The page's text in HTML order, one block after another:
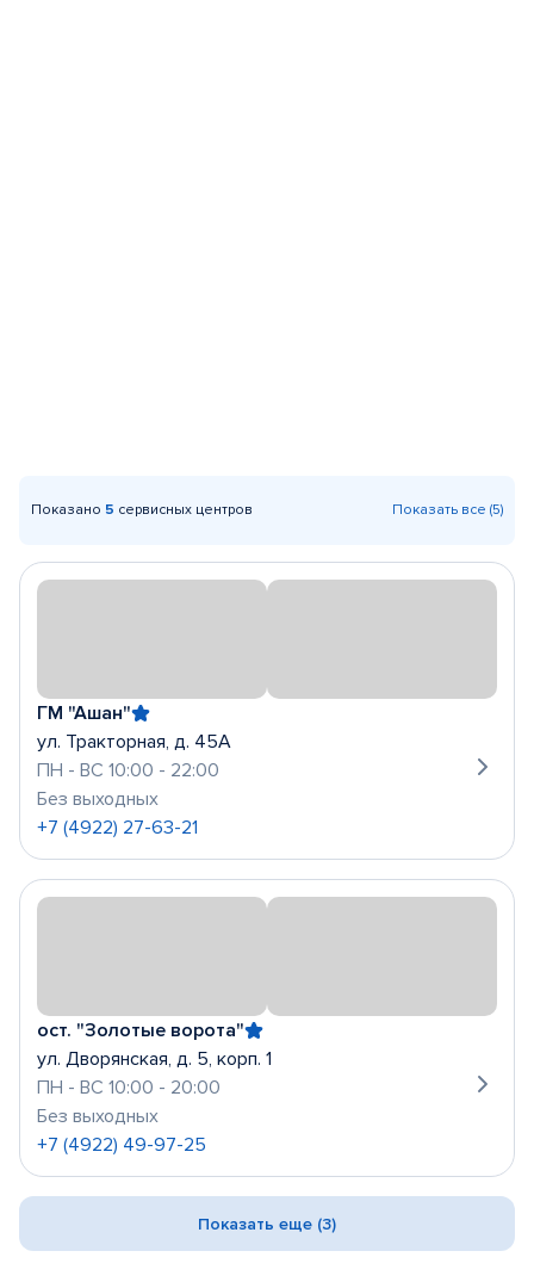
Показано 5 сервисных центров Показать все (5)
ГМ "Ашан"
ул. Тракторная, д. 45А
ПН - ВС 10:00 - 22:00
Без выходных
+7 (4922) 27-63-21
ост. "Золотые ворота"
ул. Дворянская, д. 5, корп. 1
ПН - ВС 10:00 - 20:00
Без выходных
+7 (4922) 49-97-25
Показать еще (3)